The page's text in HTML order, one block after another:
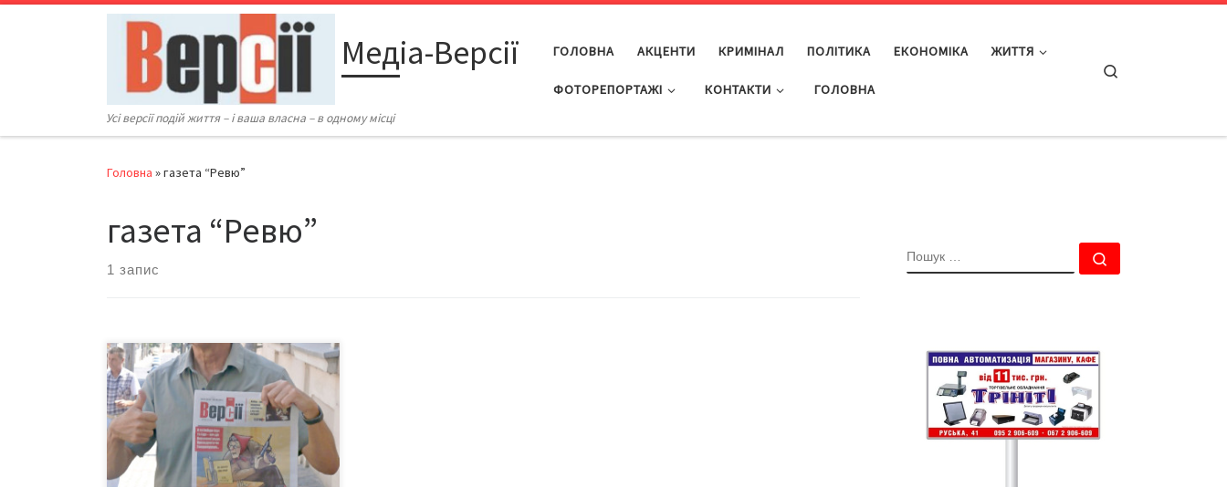
Перейти до вмісту
Медіа-Версії
Усі версії подій життя – і ваша власна – в одному місці
ГОЛОВНА АКЦЕНТИ КРИМІНАЛ ПОЛІТИКА ЕКОНОМІКА ЖИТТЯ
ФОТОРЕПОРТАЖІ КОНТАКТИ ГОЛОВНА
Головна »газета “Ревю”
газета “Ревю”
1 запис
Група німецькомовних туристів з
Швейцарії та Німеччини завітала до
Чернівців. Виявивши бажання
поспілкуватися з місцевими
журналістами, опинилися у редакції
газети «Версії». І тут з’ясувалося,
що серед них є внук Якоба Рімера,
ПОШУК